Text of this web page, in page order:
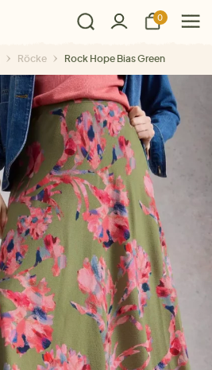
0
Röcke Rock Hope Bias Green